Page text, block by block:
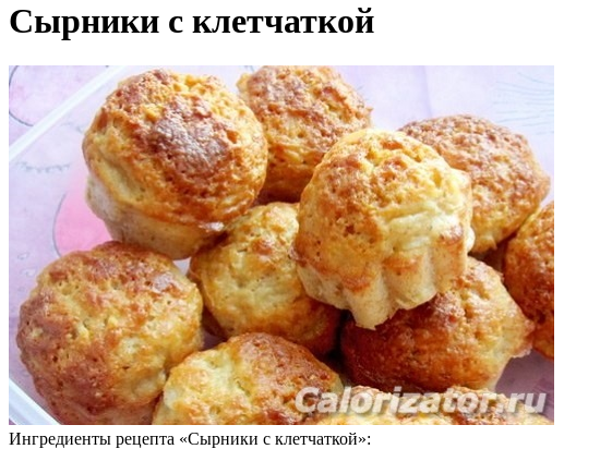
Сырники с клетчаткой
Ингредиенты рецепта «Сырники с клетчаткой»: